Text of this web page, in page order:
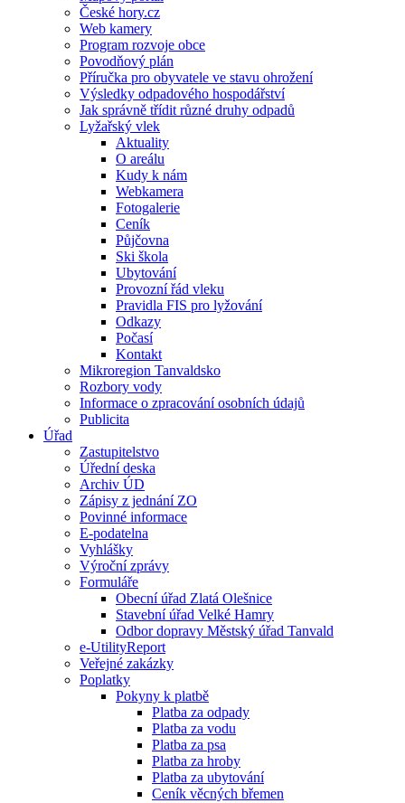
České hory.cz
Web kamery
Program rozvoje obce
Povodňový plán
Příručka pro obyvatele ve stavu ohrožení
Výsledky odpadového hospodářství
Jak správně třídit různé druhy odpadů
Lyžařský vlek
Aktuality
O areálu
Kudy k nám
Webkamera
Fotogalerie
Ceník
Půjčovna
Ski škola
Ubytování
Provozní řád vleku
Pravidla FIS pro lyžování
Odkazy
Počasí
Kontakt
Mikroregion Tanvaldsko
Rozbory vody
Informace o zpracování osobních údajů
Publicita
Úřad
Zastupitelstvo
Úřední deska
Archiv ÚD
Zápisy z jednání ZO
Povinné informace
E-podatelna
Vyhlášky
Výroční zprávy
Formuláře
Obecní úřad Zlatá Olešnice
Stavební úřad Velké Hamry
Odbor dopravy Městský úřad Tanvald
e-UtilityReport
Veřejné zakázky
Poplatky
Pokyny k platbě
Platba za odpady
Platba za vodu
Platba za psa
Platba za hroby
Platba za ubytování
Ceník věcných břemen